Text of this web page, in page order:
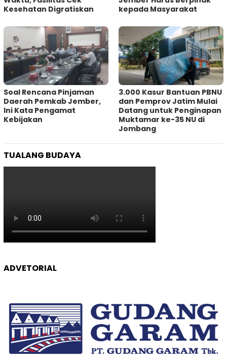
Kesehatan Digratiskan
kepada Masyarakat
‎Soal Rencana Pinjaman
Daerah Pemkab Jember,
Ini Kata Pengamat
Kebijakan ‎
3.000 Kasur Bantuan PBNU
dan Pemprov Jatim Mulai
Datang untuk Penginapan
Muktamar ke-35 NU di
Jombang
TUALANG BUDAYA
ADVETORIAL